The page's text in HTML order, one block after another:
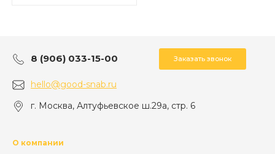
8 (906) 033-15-00 Заказать звонок
hello@good-snab.ru
г. Москва, Алтуфьевское ш.29а, стр. 6
О компании